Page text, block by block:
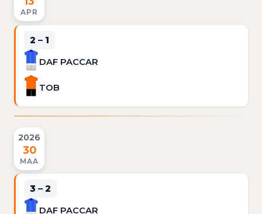
APR
2 – 1
DAF PACCAR
TOB
2026
30
MAA
3 – 2
DAF PACCAR